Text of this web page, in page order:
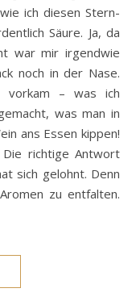
ich diesen Stern-
Säure. Ja, da
war mir irgendwie
noch in der Nase.
vorkam – was ich
was man in
ans Essen kippen!
Die richtige Antwort
sich gelohnt. Denn
zu entfalten.